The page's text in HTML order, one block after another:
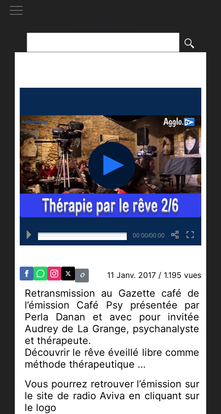
00:00/00:00
11 Janv. 2017 / 1.195 vues
Retransmission au Gazette café de
l’émission Café Psy présentée par
Perla Danan et avec pour invitée
Audrey de La Grange, psychanalyste
et thérapeute.
Découvrir le rêve éveillé libre comme
méthode thérapeutique …
Vous pourrez retrouver l’émission sur
le site de radio Aviva en cliquant sur
le logo